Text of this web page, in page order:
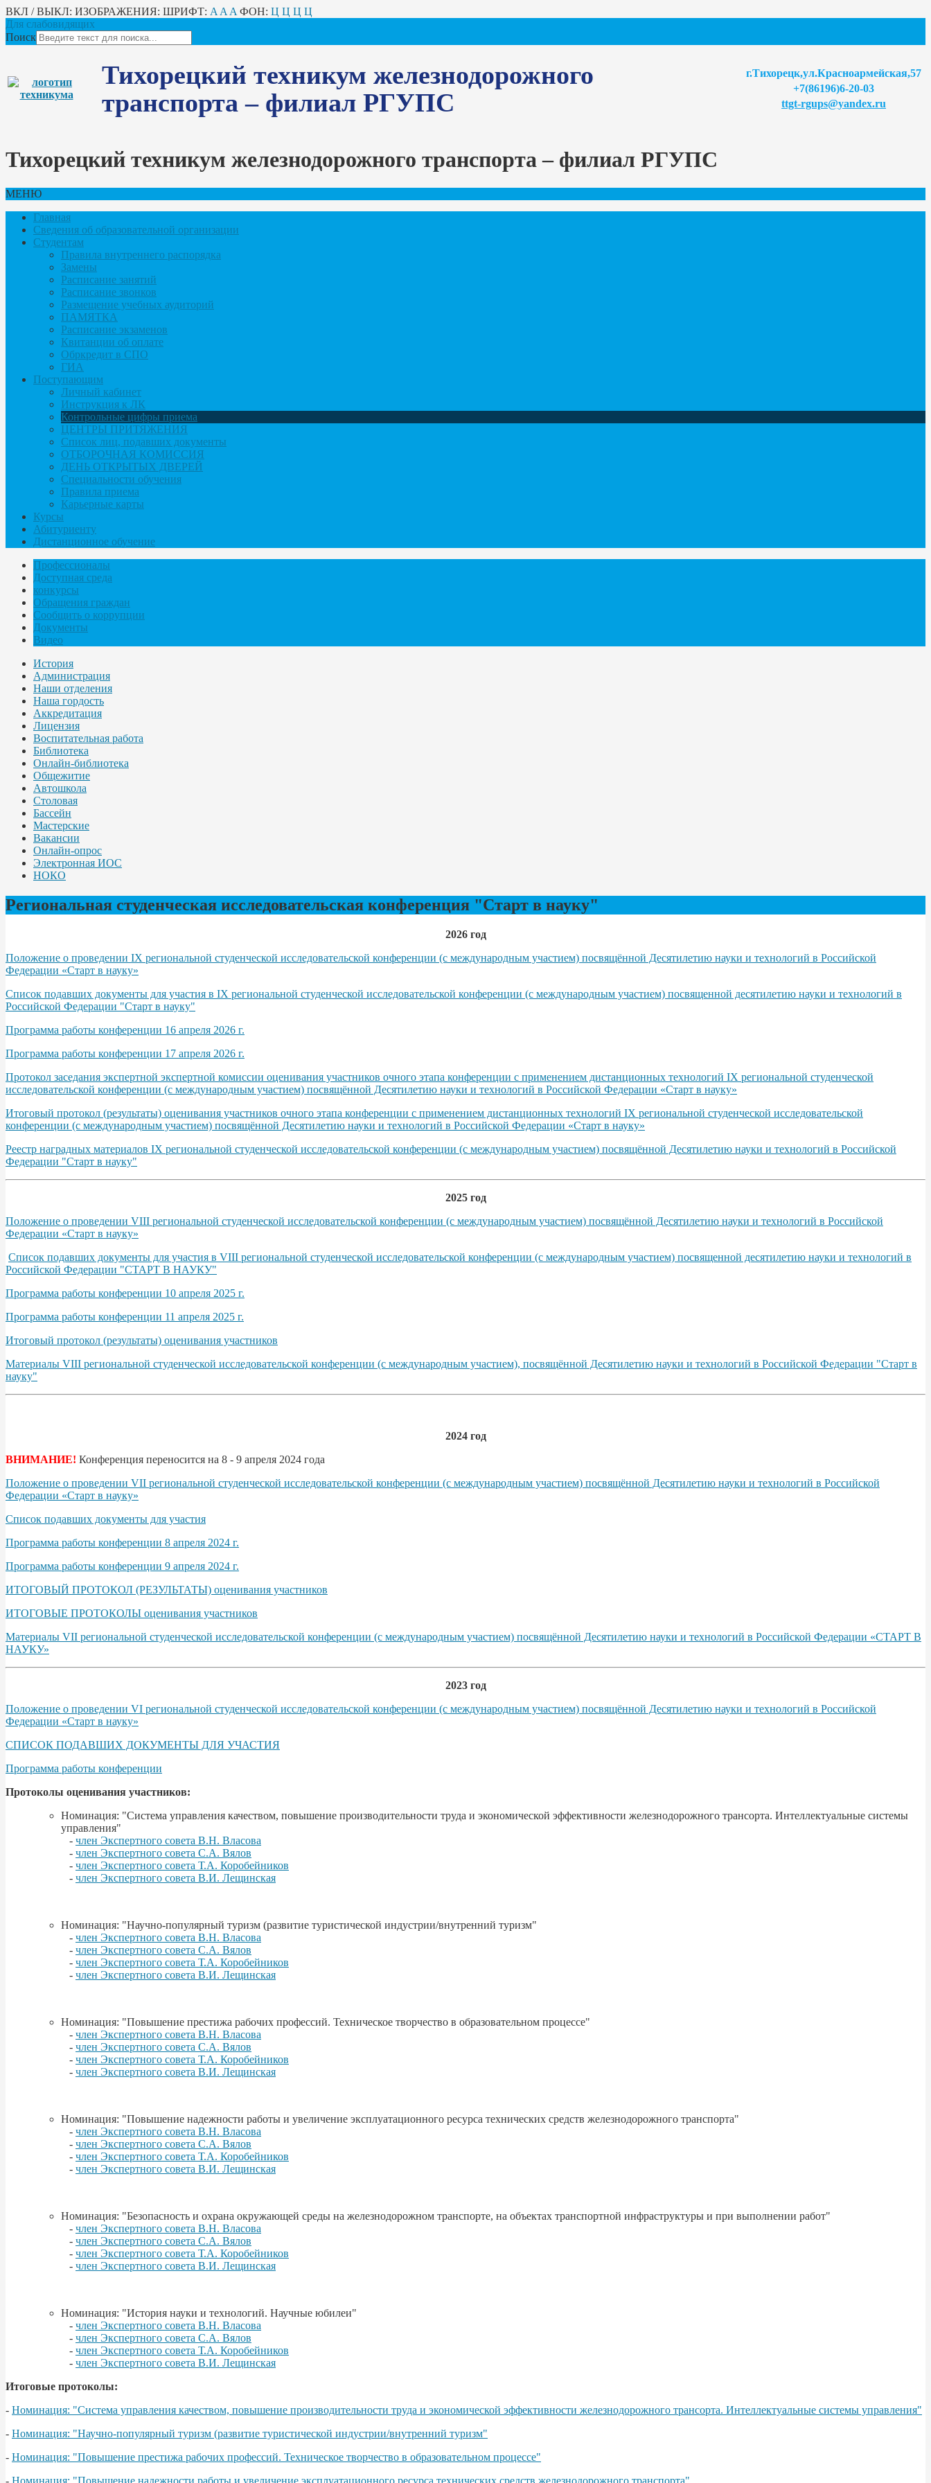
ВКЛ / ВЫКЛ: ИЗОБРАЖЕНИЯ: ШРИФТ: A A A ФОН: Ц Ц Ц Ц
Для слабовидящих
Поиск
Тихорецкий техникум железнодорожного
транспорта – филиал РГУПС
г.Тихорецк,ул.Красноармейская,57
+7(86196)6-20-03
ttgt-rgups@yandex.ru
Тихорецкий техникум железнодорожного транспорта – филиал РГУПС
МЕНЮ
Главная
Сведения об образовательной организации
Студентам
Правила внутреннего распорядка
Замены
Расписание занятий
Расписание звонков
Размещение учебных аудиторий
ПАМЯТКА
Расписание экзаменов
Квитанции об оплате
Обркредит в СПО
ГИА
Поступающим
Личный кабинет
Инструкция к ЛК
Контрольные цифры приема
ЦЕНТРЫ ПРИТЯЖЕНИЯ
Список лиц, подавших документы
ОТБОРОЧНАЯ КОМИССИЯ
ДЕНЬ ОТКРЫТЫХ ДВЕРЕЙ
Специальности обучения
Правила приема
Карьерные карты
Курсы
Абитуриенту
Дистанционное обучение
Профессионалы
Доступная среда
конкурсы
Обращения граждан
Сообщить о коррупции
Документы
Видео
История
Администрация
Наши отделения
Наша гордость
Аккредитация
Лицензия
Воспитательная работа
Библиотека
Онлайн-библиотека
Общежитие
Автошкола
Столовая
Бассейн
Мастерские
Вакансии
Онлайн-опрос
Электронная ИОС
НОКО
Региональная студенческая исследовательская конференция "Старт в науку"
2026 год
Положение о проведении IX региональной студенческой исследовательской конференции (с международным участием) посвящённой Десятилетию науки и технологий в Российской
Федерации «Старт в науку»
Список подавших документы для участия в IX региональной студенческой исследовательской конференции (с международным участием) посвященной десятилетию науки и технологий в
Российской Федерации "Старт в науку"
Программа работы конференции 16 апреля 2026 г.
Программа работы конференции 17 апреля 2026 г.
Протокол заседания экспертной экспертной комиссии оценивания участников очного этапа конференции с применением дистанционных технологий IХ региональной студенческой
исследовательской конференции (с международным участием) посвящённой Десятилетию науки и технологий в Российской Федерации «Старт в науку»
Итоговый протокол (результаты) оценивания участников очного этапа конференции с применением дистанционных технологий IХ региональной студенческой исследовательской
конференции (с международным участием) посвящённой Десятилетию науки и технологий в Российской Федерации «Старт в науку»
Реестр наградных материалов IХ региональной студенческой исследовательской конференции (с международным участием) посвящённой Десятилетию науки и технологий в Российской
Федерации "Старт в науку"
2025 год
Положение о проведении VIII региональной студенческой исследовательской конференции (с международным участием) посвящённой Десятилетию науки и технологий в Российской
Федерации «Старт в науку»
Список подавших документы для участия в VIII региональной студенческой исследовательской конференции (с международным участием) посвященной десятилетию науки и технологий в
Российской Федерации "СТАРТ В НАУКУ"
Программа работы конференции 10 апреля 2025 г.
Программа работы конференции 11 апреля 2025 г.
Итоговый протокол (результаты) оценивания участников
Материалы VIII региональной студенческой исследовательской конференции (с международным участием), посвящённой Десятилетию науки и технологий в Российской Федерации "Старт в
науку"
2024 год
ВНИМАНИЕ! Конференция переносится на 8 - 9 апреля 2024 года
Положение о проведении VII региональной студенческой исследовательской конференции (с международным участием) посвящённой Десятилетию науки и технологий в Российской
Федерации «Старт в науку»
Список подавших документы для участия
Программа работы конференции 8 апреля 2024 г.
Программа работы конференции 9 апреля 2024 г.
ИТОГОВЫЙ ПРОТОКОЛ (РЕЗУЛЬТАТЫ) оценивания участников
ИТОГОВЫЕ ПРОТОКОЛЫ оценивания участников
Материалы VII региональной студенческой исследовательской конференции (с международным участием) посвящённой Десятилетию науки и технологий в Российской Федерации «СТАРТ В
НАУКУ»
2023 год
Положение о проведении VI региональной студенческой исследовательской конференции (с международным участием) посвящённой Десятилетию науки и технологий в Российской
Федерации «Старт в науку»
СПИСОК ПОДАВШИХ ДОКУМЕНТЫ ДЛЯ УЧАСТИЯ
Программа работы конференции
Протоколы оценивания участников:
Номинация: "Система управления качеством, повышение производительности труда и экономической эффективности железнодорожного трансорта. Интеллектуальные системы
управления"
- член Экспертного совета В.Н. Власова
- член Экспертного совета С.А. Вялов
- член Экспертного совета Т.А. Коробейников
- член Экспертного совета В.И. Лещинская
Номинация: "Научно-популярный туризм (развитие туристической индустрии/внутренний туризм"
- член Экспертного совета В.Н. Власова
- член Экспертного совета С.А. Вялов
- член Экспертного совета Т.А. Коробейников
- член Экспертного совета В.И. Лещинская
Номинация: "Повышение престижа рабочих профессий. Техническое творчество в образовательном процессе"
- член Экспертного совета В.Н. Власова
- член Экспертного совета С.А. Вялов
- член Экспертного совета Т.А. Коробейников
- член Экспертного совета В.И. Лещинская
Номинация: "Повышение надежности работы и увеличение эксплуатационного ресурса технических средств железнодорожного транспорта"
- член Экспертного совета В.Н. Власова
- член Экспертного совета С.А. Вялов
- член Экспертного совета Т.А. Коробейников
- член Экспертного совета В.И. Лещинская
Номинация: "Безопасность и охрана окружающей среды на железнодорожном транспорте, на объектах транспортной инфраструктуры и при выполнении работ"
- член Экспертного совета В.Н. Власова
- член Экспертного совета С.А. Вялов
- член Экспертного совета Т.А. Коробейников
- член Экспертного совета В.И. Лещинская
Номинация: "История науки и технологий. Научные юбилеи"
- член Экспертного совета В.Н. Власова
- член Экспертного совета С.А. Вялов
- член Экспертного совета Т.А. Коробейников
- член Экспертного совета В.И. Лещинская
Итоговые протоколы:
- Номинация: "Система управления качеством, повышение производительности труда и экономической эффективности железнодорожного трансорта. Интеллектуальные системы управления"
- Номинация: "Научно-популярный туризм (развитие туристической индустрии/внутренний туризм"
- Номинация: "Повышение престижа рабочих профессий. Техническое творчество в образовательном процессе"
- Номинация: "Повышение надежности работы и увеличение эксплуатационного ресурса технических средств железнодорожного транспорта"